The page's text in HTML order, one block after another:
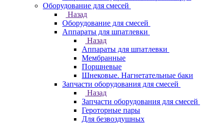
Оборудование для смесей
Назад
Оборудование для смесей
Аппараты для шпатлевки
Назад
Аппараты для шпатлевки
Мембранные
Поршневые
Шнековые. Нагнетательные баки
Запчасти оборудования для смесей
Назад
Запчасти оборудования для смесей
Героторные пары
Для безвоздушных